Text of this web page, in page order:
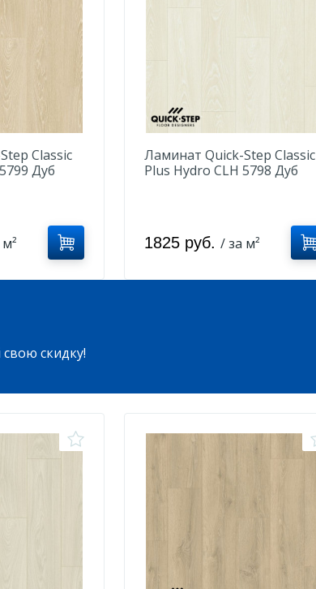
Classic
Дуб
Ламинат Quick-Step Classic
Plus Hydro CLH 5798 Дуб
1825 руб. / за м²
скидку!